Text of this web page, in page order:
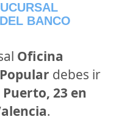
BANCO
Oficina
Popular debes ir
23 en
.